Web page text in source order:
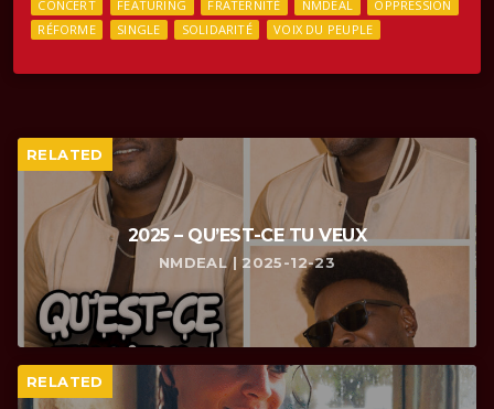
CONCERT
FEATURING FRATERNITÉ NMDEAL
OPPRESSION
RÉFORME
SINGLE SOLIDARITÉ VOIX DU PEUPLE
RELATED
2025 – QU’EST-CE TU VEUX
NMDEAL | 2025-12-23
RELATED